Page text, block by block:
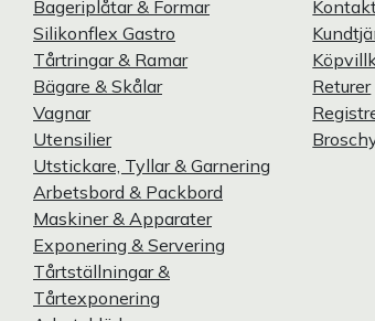
Bageriplåtar & Formar
Silikonflex Gastro
Tårtringar & Ramar
Bägare & Skålar
Vagnar
Utensilier
Utstickare, Tyllar & Garnering
Arbetsbord & Packbord
Maskiner & Apparater
Exponering & Servering
Tårtställningar &
Tårtexponering
Returer